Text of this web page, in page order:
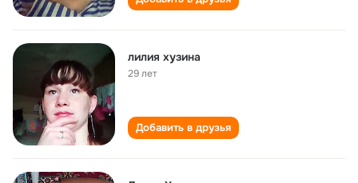
лилия хузина
29 лет
Добавить в друзья